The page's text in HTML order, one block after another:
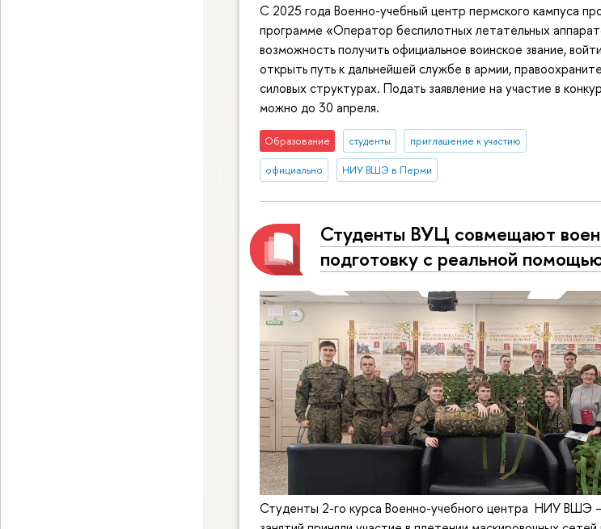
С 2025 года Военно-учебный центр пермского кампуса
программе «Оператор беспилотных летательных
возможность получить официальное воинское звание,
открыть путь к дальнейшей службе в армии,
силовых структурах. Подать заявление на участие в
можно до 30 апреля.
Образование студенты приглашение к участию
официально НИУ ВШЭ в Перми
Студенты ВУЦ совмещают
подготовку с реальной
Студенты 2-го курса Военно-учебного центра НИУ ВШЭ